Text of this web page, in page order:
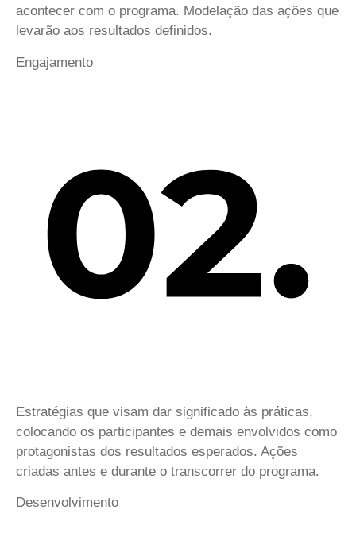
acontecer com o programa. Modelação das ações que
levarão aos resultados definidos.
Engajamento
Estratégias que visam dar significado às práticas,
colocando os participantes e demais envolvidos como
protagonistas dos resultados esperados. Ações
criadas antes e durante o transcorrer do programa.
Desenvolvimento